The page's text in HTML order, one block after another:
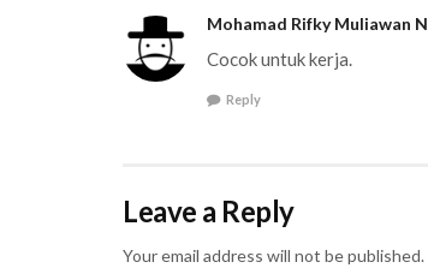
Mohamad Rifky Muliawan N
Cocok untuk kerja.
Reply
Leave a Reply
Your email address will not be published.